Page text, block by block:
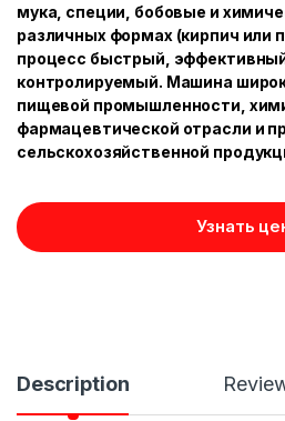
мука, специи, бобовые и
различных формах (кирпич или
процесс быстрый,
контролируемый. Машина
пищевой промышленности,
фармацевтической отрасли и
сельскохозяйственной
Узнать
Description